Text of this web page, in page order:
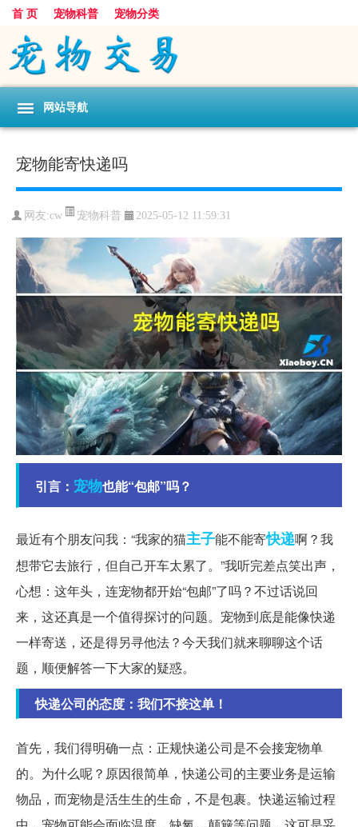
首 页 宠物科普 宠物分类
网站导航
宠物能寄快递吗
网友:cw 宠物科普 2025-05-12 11:59:31
引言： 宠物也能“包邮”吗？
最近有个朋友问我：“我家的猫主子能不能寄快递啊？我
想带它去旅行，但自己开车太累了。”我听完差点笑出声，
心想：这年头，连宠物都开始“包邮”了吗？不过话说回
来，这还真是一个值得探讨的问题。宠物到底是能像快递
一样寄送，还是得另寻他法？今天我们就来聊聊这个话
题，顺便解答一下大家的疑惑。
快递公司的态度：我们不接这单！
首先，我们得明确一点：正规快递公司是不会接宠物单
的。为什么呢？原因很简单，快递公司的主要业务是运输
物品，而宠物是活生生的生命，不是包裹。快递运输过程